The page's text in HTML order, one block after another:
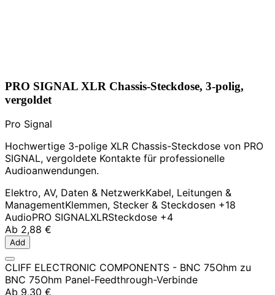
PRO SIGNAL XLR Chassis-Steckdose, 3-polig,
vergoldet
Pro Signal
Hochwertige 3-polige XLR Chassis-Steckdose von PRO
SIGNAL, vergoldete Kontakte für professionelle
Audioanwendungen.
Elektro, AV, Daten & NetzwerkKabel, Leitungen &
ManagementKlemmen, Stecker & Steckdosen +18
AudioPRO SIGNALXLRSteckdose +4
Ab 2,88 €
Add
CLIFF ELECTRONIC COMPONENTS - BNC 75Ohm zu
BNC 75Ohm Panel-Feedthrough-Verbinde
Ab 9,30 €